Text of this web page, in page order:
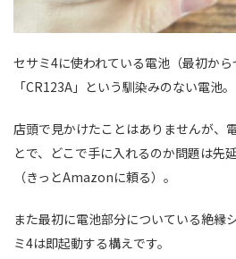
セサミ4に使われている電池（最初か
「CR123A」という馴染みのない電池。
店頭で見かけたことはありませんが、
とで、どこで手に入れるのか問題は先
（きっとAmazonに頼る）。
また最初に電池部分についている絶縁
ミ4は即起動する構えです。